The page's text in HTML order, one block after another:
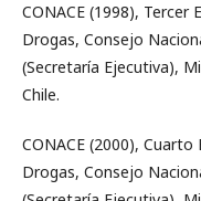
CONACE (1998),
Drogas, Consejo
(Secretaría Ejecutiva),
Chile.
CONACE (2000),
Drogas, Consejo